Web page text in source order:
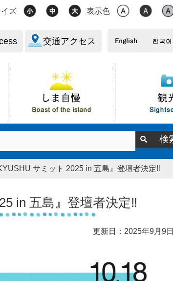
ズ 表示色
交通アクセス
サミット 2025 in 五島』登壇者決定‼
in 五島』登壇者決定‼
更新日：2025年9月9日